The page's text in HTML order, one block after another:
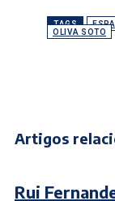
TAGS
OLIVA SOTO
Artigos
Rui